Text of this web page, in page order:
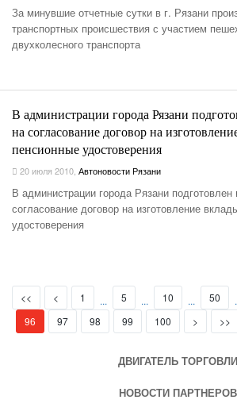
За минувшие отчетные сутки в г. Рязани
транспортных происшествия с участием
двухколесного транспорта
В администрации города Рязани
на согласование договор на
пенсионные удостоверения
20 июля 2010 Автоновости Рязани
В администрации города Рязани
согласование договор на изготовление
удостоверения
<< < 1 ... 5 ... 10 ... 50
96 (current)
97 98 99 100 > >>
ДВИГАТЕЛЬ ТОРГОВЛИ
НОВОСТИ ПАРТНЕРОВ